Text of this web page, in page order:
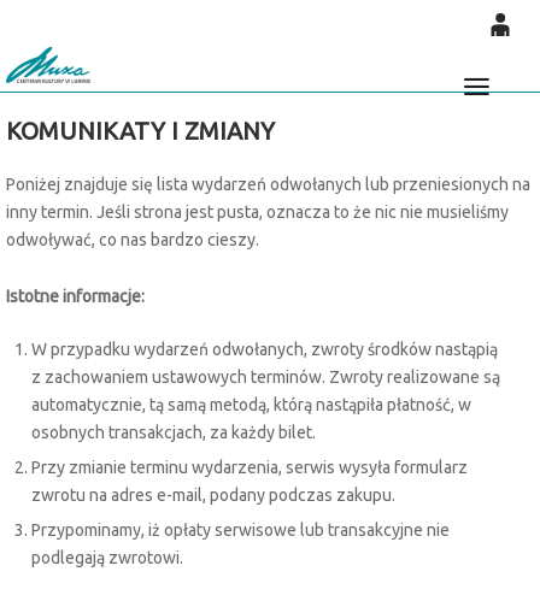
0
PLN
14 53
KOMUNIKATY I ZMIANY
Poniżej znajduje się lista wydarzeń odwołanych lub przeniesionych na
inny termin. Jeśli strona jest pusta, oznacza to że nic nie musieliśmy
odwoływać, co nas bardzo cieszy.
Istotne informacje:
W przypadku wydarzeń odwołanych, zwroty środków nastąpią
z zachowaniem ustawowych terminów. Zwroty realizowane są
automatycznie, tą samą metodą, którą nastąpiła płatność, w
osobnych transakcjach, za każdy bilet.
Przy zmianie terminu wydarzenia, serwis wysyła formularz
zwrotu na adres e-mail, podany podczas zakupu.
Przypominamy, iż opłaty serwisowe lub transakcyjne nie
podlegają zwrotowi.